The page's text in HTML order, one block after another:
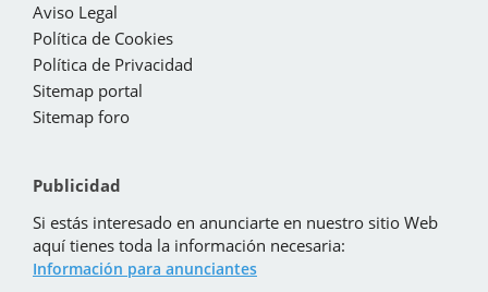
Aviso Legal
Política de Cookies
Política de Privacidad
Sitemap portal
Sitemap foro
Publicidad
Si estás interesado en anunciarte en nuestro sitio Web
aquí tienes toda la información necesaria:
Información para anunciantes